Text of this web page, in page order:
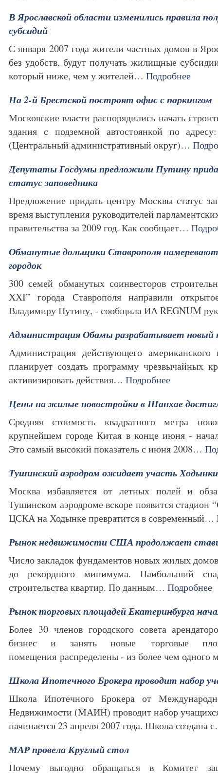
В Ярославской области изменились правила
субсидий
С января 2007 года жители частных домов в
без удобств, будут получать жилищные
который ниже, чем у жителей… Подробнее
На 2-й Брестской построят офис с паркингом
Московские власти распорядились начать
здания с подземной автостоянкой по
(Центральный административный округ)…
Депутаты Госдумы предложили Путину
статус заповедника
Предложение придать центру Москвы статус
время выступления руководителей
правительства за 2009 год. Как сообщает…
Обманутые дольщики Ставрополя
городок
300 семей обманутых соинвесторов
XXI” города Ставрополя направили
Владимиру Путину, - сообщила ИА REGNUM
Администрация Обамы разрабатывает новый
Администрация действующего
планирует создать программу чрезвычайных
активизировать действия… Подробнее
Цены на жилые новостройки в Шанхае
Средняя стоимость квадратного метра
крупнейшем городе Китая в конце июня -
Это самый высокий показатель с июня 2008…
Тушинский аэродром ожидает участь Ходынки
Москва избавляется от летных полей и
Тушинском аэродроме вскоре появится стадион
ЦСКА на Ходынке превратится в современный…
Рынок недвижимости США продолжает
Число закладок фундаментов новых жилых
до рекордного минимума. Наибольший
строительства квартир. По данным… Подробнее
Рынок торговых площадей Екатеринбурга
Более 30 членов городского совета
бизнес и занять новые торговые
помещения распределены - из более чем
Школа Ипотечного Брокера проводит набор
Школа Ипотечного Брокера от
Недвижимости (МАИН) проводит набор
начинается 23 апреля 2007 года. Школа создана
МАР провела Круглый стол
Почему выгодно обращаться в Комитет